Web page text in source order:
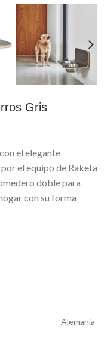
Gris
el elegante
el equipo de Raketa
doble para
con su forma
Alemania